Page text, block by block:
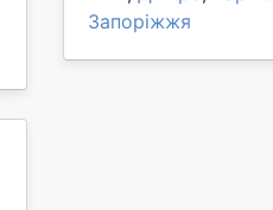
Запоріжжя